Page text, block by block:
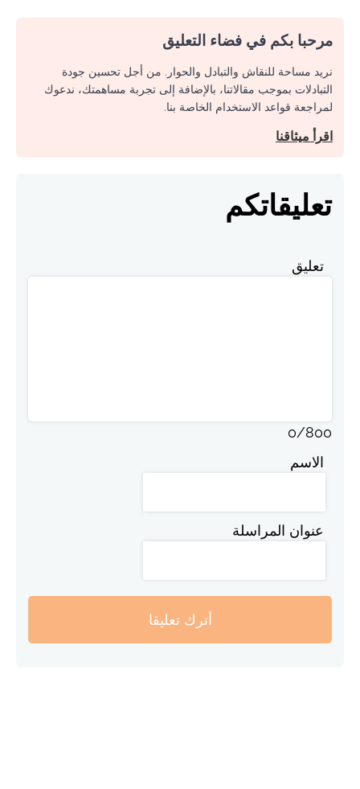
مرحبا بكم في فضاء التعليق
نريد مساحة للنقاش والتبادل والحوار. من أجل تحسين جودة
التبادلات بموجب مقالاتنا، بالإضافة إلى تجربة مساهمتك، ندعوك
لمراجعة قواعد الاستخدام الخاصة بنا.
اقرأ ميثاقنا
تعليقاتكم
تعليق
0/800
الاسم
عنوان المراسلة
أترك تعليقا